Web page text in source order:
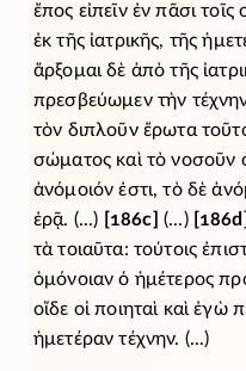
ἔπος εἰπεῖν ἐν πᾶσι
ἐκ τῆς ἰατρικῆς, τῆς
ἄρξομαι δὲ ἀπὸ τῆς
πρεσβεύωμεν τὴν
τὸν διπλοῦν ἔρωτα
σώματος καὶ τὸ νοσοῦν
ἀνόμοιόν ἐστι, τὸ δὲ
ἐρᾷ. (...)
[186c] (...) [186d]
τὰ τοιαῦτα: τούτοις
ὁμόνοιαν ὁ ἡμέτερος
οἵδε οἱ ποιηταὶ καὶ ἐγὼ
ἡμετέραν τέχνην. (...)